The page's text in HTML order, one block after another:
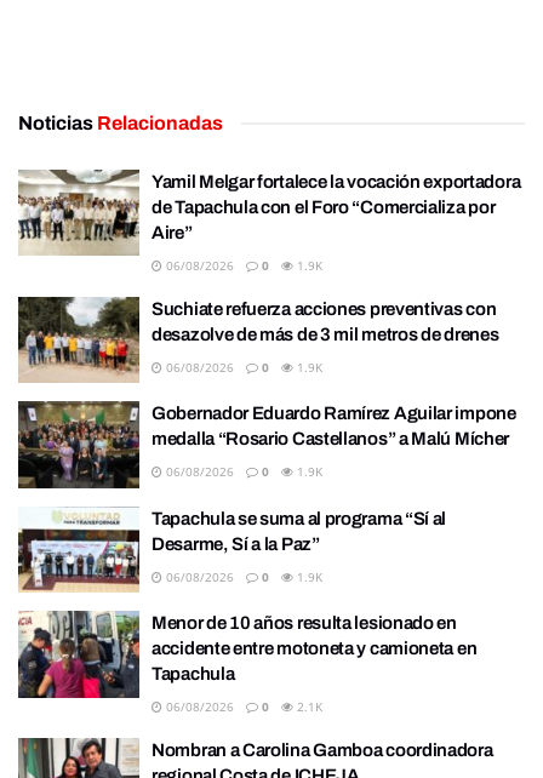
Noticias Relacionadas
Yamil Melgar fortalece la vocación exportadora
de Tapachula con el Foro “Comercializa por
Aire”
06/08/2026 0 1.9K
Suchiate refuerza acciones preventivas con
desazolve de más de 3 mil metros de drenes
06/08/2026 0 1.9K
Gobernador Eduardo Ramírez Aguilar impone
medalla “Rosario Castellanos” a Malú Mícher
06/08/2026 0 1.9K
Tapachula se suma al programa “Sí al
Desarme, Sí a la Paz”
06/08/2026 0 1.9K
Menor de 10 años resulta lesionado en
accidente entre motoneta y camioneta en
Tapachula
06/08/2026 0 2.1K
Nombran a Carolina Gamboa coordinadora